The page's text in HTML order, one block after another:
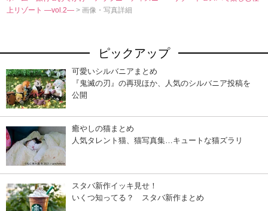
上リゾート ―vol.2―> 画像・写真詳細
ピックアップ
可愛いシルバニアまとめ
『鬼滅の刃』の再現ほか、人気のシルバニア投稿を
公開
癒やしの猫まとめ
人気タレント猫、猫写真集…キュートな猫ズラリ
スタバ新作イッキ見せ！
いくつ知ってる？ スタバ新作まとめ